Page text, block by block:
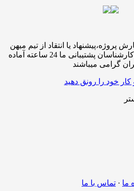
یا انتقاد از تیم میهن
وبمستر با ما تماس بگیرید.کارشناسان پشتیبانی ما 24 ساعته آماده
میباشند
رونق دهید
با ما